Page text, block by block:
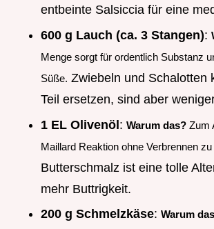
entbeinte Salsiccia für eine
600 g Lauch (ca. 3 Stangen):
Menge sorgt für ordentlich Substanz
Süße. Zwiebeln und Schalotten
Teil ersetzen, sind aber
1 EL Olivenöl: Warum das? Zum
Maillard Reaktion ohne Verbrennen
Butterschmalz ist eine tolle
mehr Buttrigkeit.
200 g Schmelzkäse: Warum